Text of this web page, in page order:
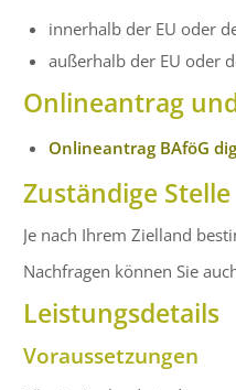
innerhalb der EU oder
außerhalb der EU oder
Onlineantrag
Onlineantrag BAföG
Zuständige Stelle
Je nach Ihrem Zielland
Nachfragen können Sie
Leistungsdetails
Voraussetzungen